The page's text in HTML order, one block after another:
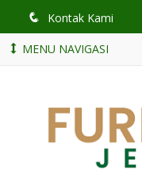
q Kontak Kami
MENU NAVIGASI